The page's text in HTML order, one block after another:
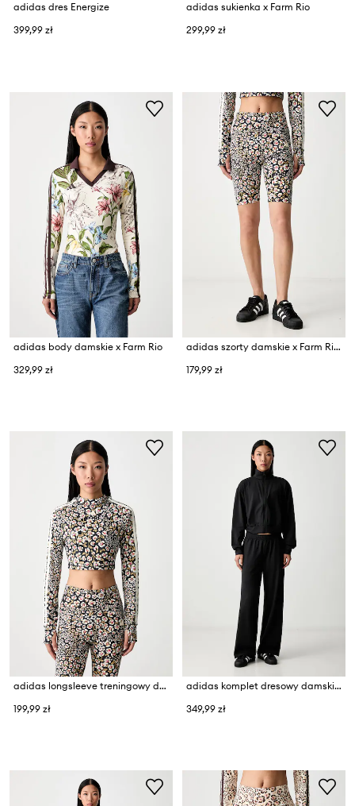
adidas dres Energize
399,99 zł
adidas sukienka x Farm Rio
299,99 zł
adidas body damskie x Farm Rio
329,99 zł
adidas szorty damskie x Farm Rio
179,99 zł
adidas longsleeve treningowy damski x Farm Rio
199,99 zł
adidas komplet dresowy damski Laziday
349,99 zł